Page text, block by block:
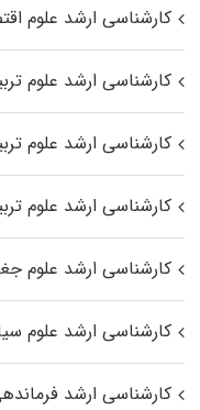
کارشناسی ارشد علوم
کارشناسی ارشد علوم
کارشناسی ارشد علوم
کارشناسی ارشد علوم
کارشناسی ارشد علوم
کارشناسی ارشد علوم
کارشناسی ارشد